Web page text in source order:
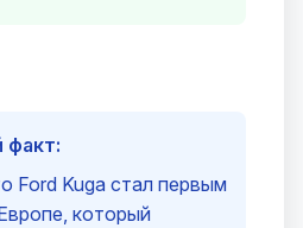
факт:
Ford Kuga стал первым
который